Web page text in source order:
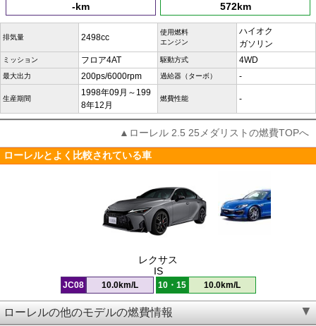
-km 572km
排気量 2498cc
使用燃料
エンジン
ハイオク
ガソリン
ミッション フロア4AT 駆動方式 4WD
最大出力 200ps/6000rpm 過給器（ターボ） -
生産期間
1998年09月～199
8年12月
燃費性能 -
▲ローレル 2.5 25メダリストの燃費TOPへ
ローレルとよく比較されている車
レクサス
IS
JC08 10.0km/L 10・15 10.0km/L
ローレルの他のモデルの燃費情報